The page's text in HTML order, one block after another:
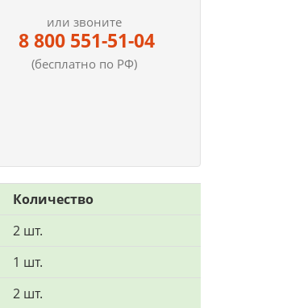
или звоните
8 800 551-51-04
(бесплатно по РФ)
Количество
2 шт.
1 шт.
2 шт.